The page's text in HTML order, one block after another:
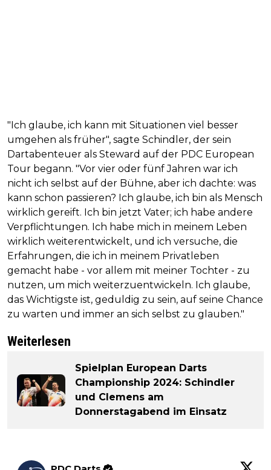
"Ich glaube, ich kann mit Situationen viel besser
umgehen als früher", sagte Schindler, der sein
Dartabenteuer als Steward auf der PDC European
Tour begann. "Vor vier oder fünf Jahren war ich
nicht ich selbst auf der Bühne, aber ich dachte: was
kann schon passieren? Ich glaube, ich bin als Mensch
wirklich gereift. Ich bin jetzt Vater; ich habe andere
Verpflichtungen. Ich habe mich in meinem Leben
wirklich weiterentwickelt, und ich versuche, die
Erfahrungen, die ich in meinem Privatleben
gemacht habe - vor allem mit meiner Tochter - zu
nutzen, um mich weiterzuentwickeln. Ich glaube,
das Wichtigste ist, geduldig zu sein, auf seine Chance
zu warten und immer an sich selbst zu glauben."
Weiterlesen
Spielplan European Darts
Championship 2024: Schindler
und Clemens am
Donnerstagabend im Einsatz